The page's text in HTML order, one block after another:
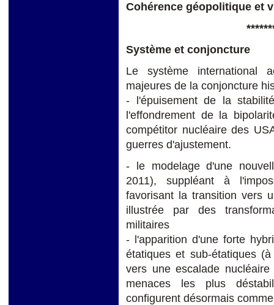
Cohérence géopolitique et
Système et conjoncture
Le système international
majeures de la conjoncture
- l'épuisement de la
l'effondrement de la
compétitor nucléaire des
guerres d'ajustement.
- le modelage d'une
2011), suppléant à
favorisant la transition vers
illustrée par des
militaires
- l'apparition d'une forte
étatiques et sub-étatiques
vers une escalade
menaces les plus
configurent désormais